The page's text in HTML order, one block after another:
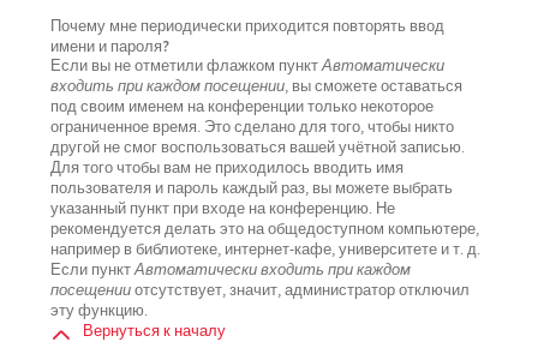
Почему мне периодически приходится повторять ввод
имени и пароля?
Если вы не отметили флажком пунктАвтоматически
входить при каждом посещении, вы сможете оставаться
под своим именем на конференции только некоторое
ограниченное время. Это сделано для того, чтобы никто
другой не смог воспользоваться вашей учётной записью.
Для того чтобы вам не приходилось вводить имя
пользователя и пароль каждый раз, вы можете выбрать
указанный пункт при входе на конференцию. Не
рекомендуется делать это на общедоступном компьютере,
например в библиотеке, интернет-кафе, университете и т. д.
Если пунктАвтоматически входить при каждом
посещенииотсутствует, значит, администратор отключил
эту функцию.
Вернуться к началу